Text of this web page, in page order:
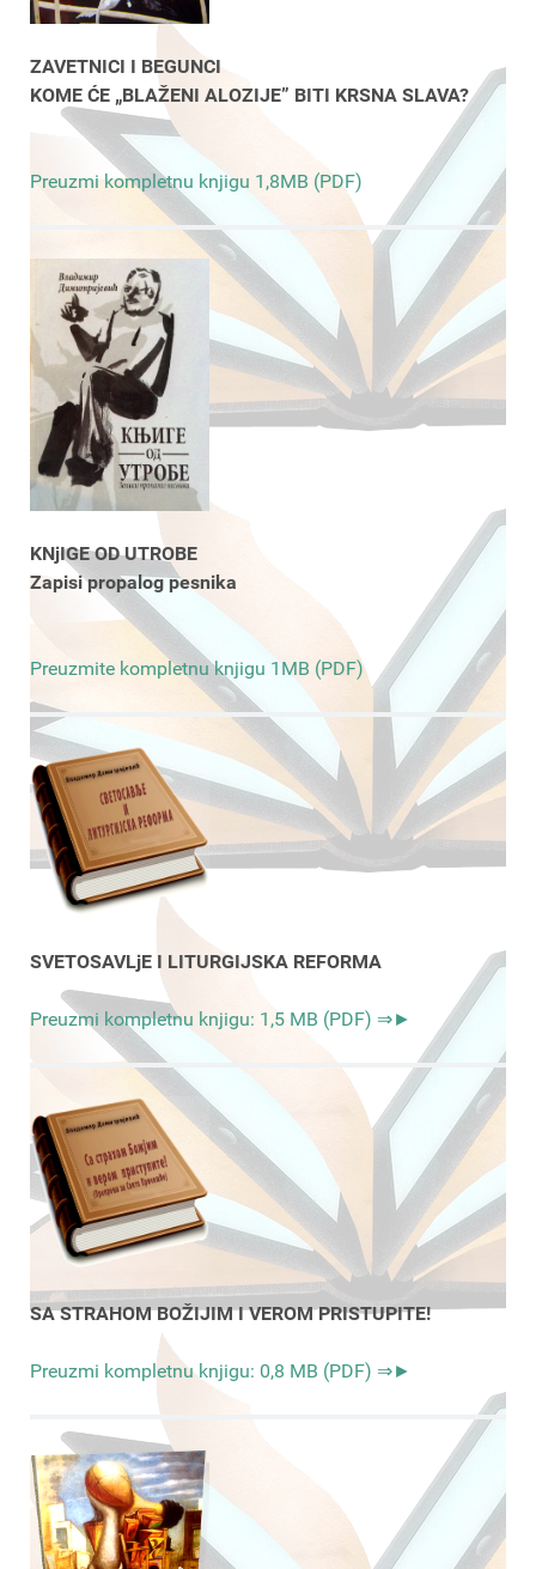
ZAVETNICI I BEGUNCI
KOME ĆE „BLAŽENI ALOZIJE” BITI KRSNA SLAVA?
Preuzmi kompletnu knjigu 1,8MB (PDF)
KNjIGE OD UTROBE
Zapisi propalog pesnika
Preuzmite kompletnu knjigu 1MB (PDF)
SVETOSAVLjE I LITURGIJSKA REFORMA
Preuzmi kompletnu knjigu: 1,5 MB (PDF) ⇒►
SA STRAHOM BOŽIJIM I VEROM PRISTUPITE!
Preuzmi kompletnu knjigu: 0,8 MB (PDF) ⇒►